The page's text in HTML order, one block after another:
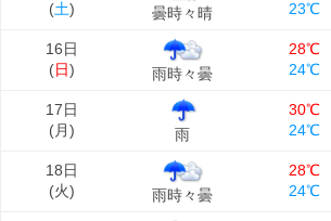
(土) 曇時々晴
23℃
16日
(日) 雨時々曇
28℃
24℃
17日
(月) 雨
30℃
24℃
18日
(火) 雨時々曇
28℃
24℃